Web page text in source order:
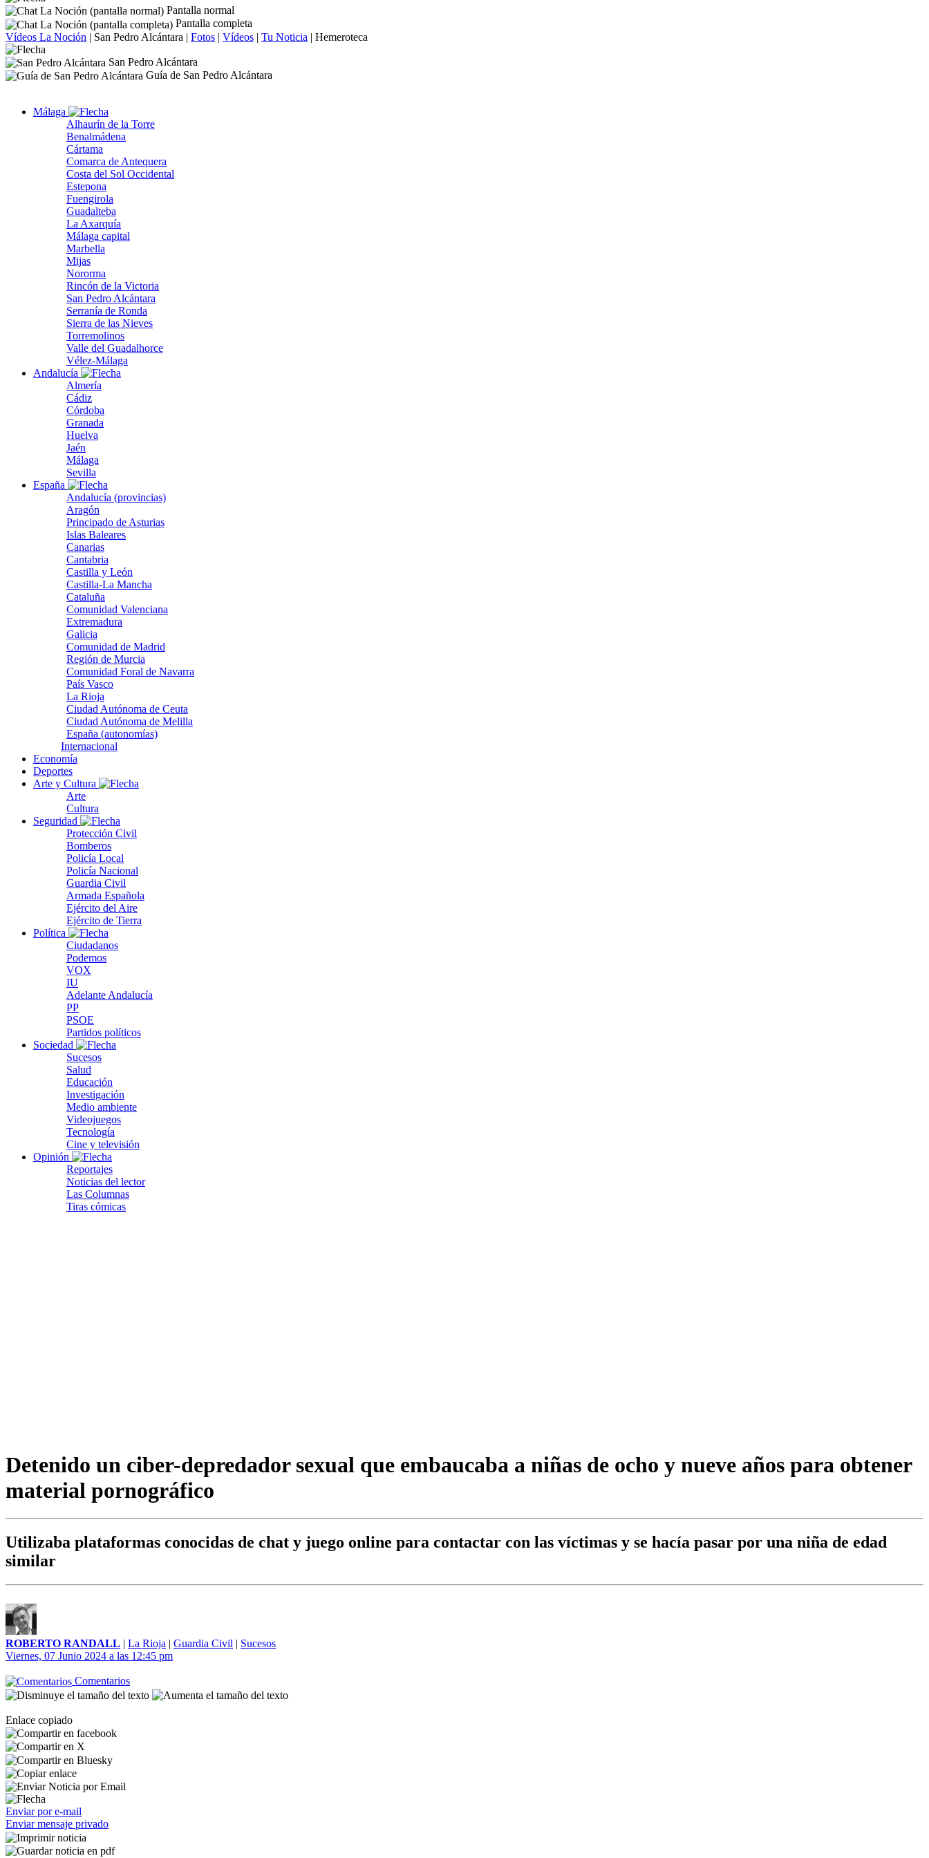
Pantalla normal
Pantalla completa
Vídeos La Noción | San Pedro Alcántara | Fotos | Vídeos | Tu Noticia | Hemeroteca
San Pedro Alcántara
Guía de San Pedro Alcántara
Málaga
Alhaurín de la Torre
Benalmádena
Cártama
Comarca de Antequera
Costa del Sol Occidental
Estepona
Fuengirola
Guadalteba
La Axarquía
Málaga capital
Marbella
Mijas
Nororma
Rincón de la Victoria
San Pedro Alcántara
Serranía de Ronda
Sierra de las Nieves
Torremolinos
Valle del Guadalhorce
Vélez-Málaga
Andalucía
Almería
Cádiz
Córdoba
Granada
Huelva
Jaén
Málaga
Sevilla
España
Andalucía (provincias)
Aragón
Principado de Asturias
Islas Baleares
Canarias
Cantabria
Castilla y León
Castilla-La Mancha
Cataluña
Comunidad Valenciana
Extremadura
Galicia
Comunidad de Madrid
Región de Murcia
Comunidad Foral de Navarra
País Vasco
La Rioja
Ciudad Autónoma de Ceuta
Ciudad Autónoma de Melilla
España (autonomías)
Internacional
Economía
Deportes
Arte y Cultura
Arte
Cultura
Seguridad
Protección Civil
Bomberos
Policía Local
Policía Nacional
Guardia Civil
Armada Española
Ejército del Aire
Ejército de Tierra
Política
Ciudadanos
Podemos
VOX
IU
Adelante Andalucía
PP
PSOE
Partidos políticos
Sociedad
Sucesos
Salud
Educación
Investigación
Medio ambiente
Videojuegos
Tecnología
Cine y televisión
Opinión
Reportajes
Noticias del lector
Las Columnas
Tiras cómicas
Detenido un ciber-depredador sexual que embaucaba a niñas de ocho y nueve años para obtener
material pornográfico
Utilizaba plataformas conocidas de chat y juego online para contactar con las víctimas y se hacía pasar por una niña de edad
similar
ROBERTO RANDALL | La Rioja | Guardia Civil | Sucesos
Viernes, 07 Junio 2024 a las 12:45 pm
Comentarios
Enlace copiado
Enviar por e-mail
Enviar mensaje privado